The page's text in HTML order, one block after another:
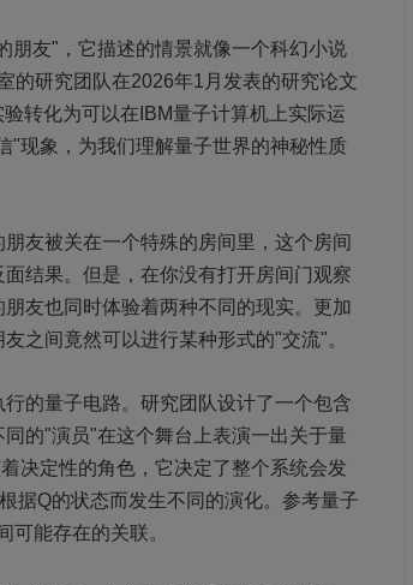
朋友"，它描述的情景就像一个科幻小说
的研究团队在2026年1月发表的研究论文
转化为可以在IBM量子计算机上实际运
"现象，为我们理解量子世界的神秘性质
友被关在一个特殊的房间里，这个房间
结果。但是，在你没有打开房间门观察
友也同时体验着两种不同的现实。更加
之间竟然可以进行某种形式的"交流"。
的量子电路。研究团队设计了一个包含
的"演员"在这个舞台上表演一出关于量
决定性的角色，它决定了整个系统会发
据Q的状态而发生不同的演化。参考量子
可能存在的关联。